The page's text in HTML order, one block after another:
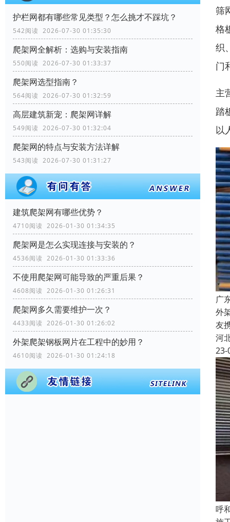
‌护栏网‌都有哪些常见类型？怎么挑才不踩坑？
542阅读 2026-07-30 01:35:30
爬架网全解析：选购与安装指南
550阅读 2026-07-30 01:33:37
爬架网选型指南？
564阅读 2026-07-30 01:32:59
高层建筑新宠：爬架网详解
549阅读 2026-07-30 01:32:04
爬架网的特点与安装方法详解
543阅读 2026-07-30 01:31:27
建筑爬架网有哪些优势？
4710阅读 2026-01-30 01:34:35
爬架网是怎么实现连接与安装的？
4536阅读 2026-01-30 01:33:36
不使用爬架网可能导致的严重后果？
4608阅读 2026-01-30 01:26:31
爬架网多久需要维护一次？
4433阅读 2026-01-30 01:26:02
外架爬架钢板网片在工程中的妙用？
4610阅读 2026-01-30 01:24:18
筛
格
织
门
主
踏
以
广
外
友
河
23-
呼